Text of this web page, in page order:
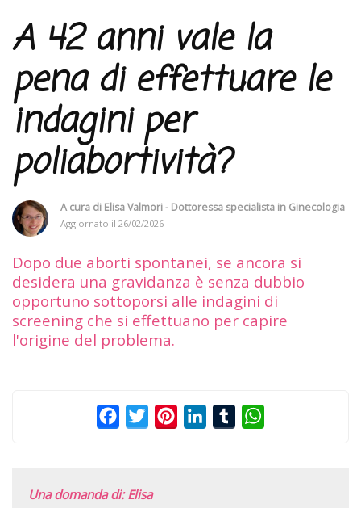
A 42 anni vale la
pena di effettuare le
indagini per
poliabortività?
A cura di Elisa Valmori - Dottoressa specialista in Ginecologia
Aggiornato il 26/02/2026
Dopo due aborti spontanei, se ancora si
desidera una gravidanza è senza dubbio
opportuno sottoporsi alle indagini di
screening che si effettuano per capire
l'origine del problema.
FacebookTwitterPinterestLinkedInTumblr
Una domanda di: Elisa